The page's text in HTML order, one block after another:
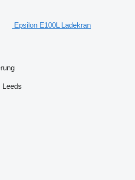
Epsilon E100L Ladekran
Leeds